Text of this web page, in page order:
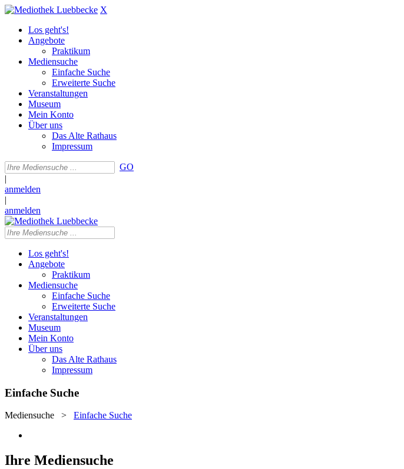
X
Los geht's!
Angebote
Praktikum
Mediensuche
Einfache Suche
Erweiterte Suche
Veranstaltungen
Museum
Mein Konto
Über uns
Das Alte Rathaus
Impressum
GO
|
anmelden
|
anmelden
Los geht's!
Angebote
Praktikum
Mediensuche
Einfache Suche
Erweiterte Suche
Veranstaltungen
Museum
Mein Konto
Über uns
Das Alte Rathaus
Impressum
Einfache Suche
Mediensuche > Einfache Suche
Ihre Mediensuche